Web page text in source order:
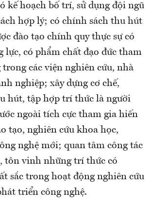
kế hoạch bố trí, sử dụng đội ngũ
hợp lý; có chính sách thu hút
đào tạo chính quy thực sự có
lực, có phẩm chất đạo đức tham
trong các viện nghiên cứu, nhà
nghiệp; xây dựng cơ chế,
hút, tập hợp trí thức là người
ngoài tích cực tham gia hiến
tạo, nghiên cứu khoa học,
nghệ mới; quan tâm công tác
tôn vinh những trí thức có
sắc trong hoạt động nghiên cứu
triển công nghệ.